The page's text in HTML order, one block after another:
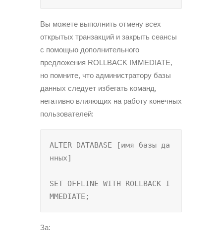
Вы можете выполнить отмену всех
открытых транзакций и закрыть сеансы
с помощью дополнительного
предложения ROLLBACK IMMEDIATE,
но помните, что администратору базы
данных следует избегать команд,
негативно влияющих на работу конечных
пользователей:
ALTER DATABASE [имя базы да
нных]
SET OFFLINE WITH ROLLBACK I
MMEDIATE;
За: